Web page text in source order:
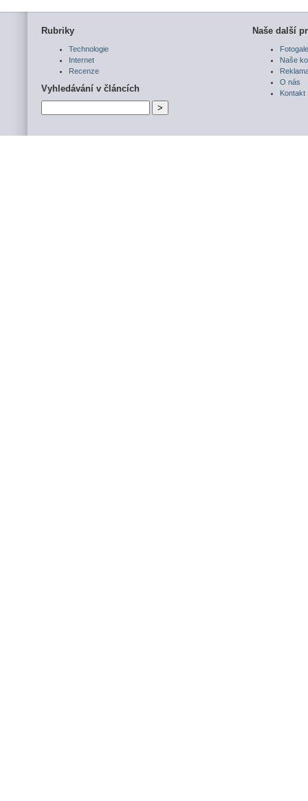
Rubriky
Technologie
Internet
Recenze
Vyhledávání v článcích
Naše další
Naše
O nás
Kontakt